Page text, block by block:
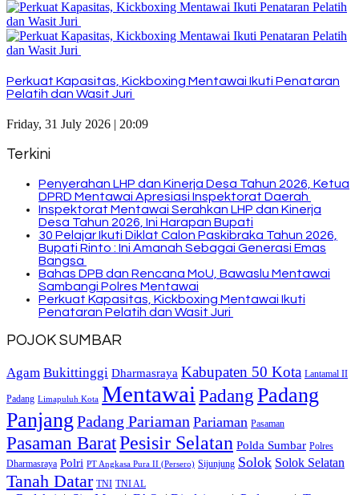
Perkuat Kapasitas, Kickboxing Mentawai Ikuti Penataran
Pelatih dan Wasit Juri
Friday, 31 July 2026 | 20:09
Terkini
Penyerahan LHP dan Kinerja Desa Tahun 2026, Ketua
DPRD Mentawai Apresiasi Inspektorat Daerah
Inspektorat Mentawai Serahkan LHP dan Kinerja
Desa Tahun 2026, Ini Harapan Bupati
30 Pelajar Ikuti Diklat Calon Paskibraka Tahun 2026,
Bupati Rinto : Ini Amanah Sebagai Generasi Emas
Bangsa
Bahas DPB dan Rencana MoU, Bawaslu Mentawai
Sambangi Polres Mentawai
Perkuat Kapasitas, Kickboxing Mentawai Ikuti
Penataran Pelatih dan Wasit Juri
POJOK SUMBAR
Agam Bukittinggi Dharmasraya Kabupaten 50 Kota Lantamal II
Padang Limapuluh Kota Mentawai PadangPadang
Panjang Padang Pariaman Pariaman Pasaman
Pasaman BaratPesisir Selatan Polda Sumbar Polres
Dharmasraya Polri PT Angkasa Pura II (Persero) Sijunjung Solok Solok Selatan
Tanah Datar TNI TNI AL